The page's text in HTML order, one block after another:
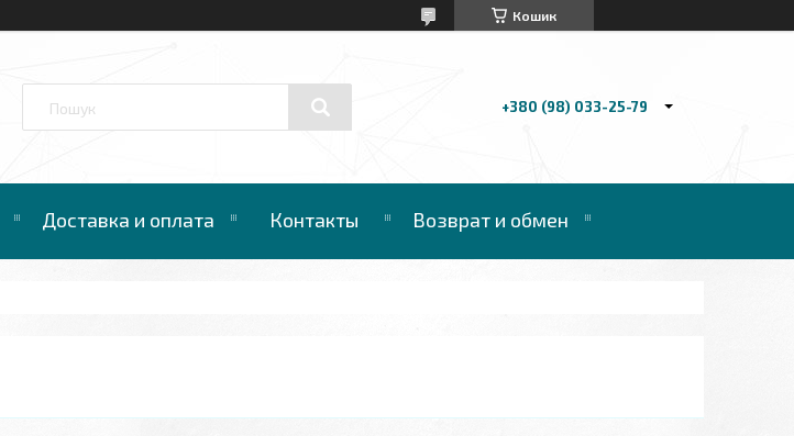
Кошик
+380 (98) 033-25-79
Доставка и оплата Контакты Возврат и обмен